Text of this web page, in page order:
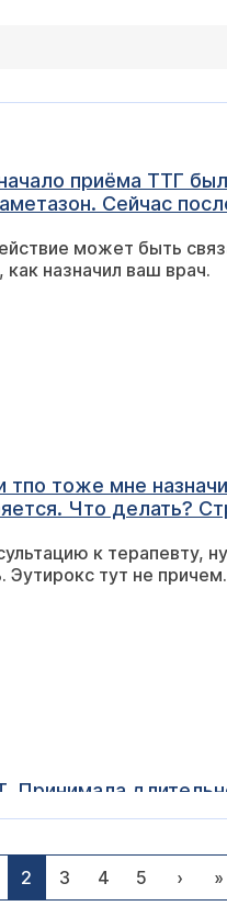
приëма ТТГ
Сейчас
эутирокса много
может быть
назначил ваш врач.
тоже мне
Что делать?
к терапевту,
тут не причем.
Принимала
7 месяцев ТТГ
левотироксина
по видео связи)
2 3 4 5 › »